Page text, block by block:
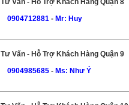
Tư Vấn - Hỗ Trợ Khách Hàng Quận 8
0904712881- Mr: Huy
Tư Vấn - Hỗ Trợ Khách Hàng Quận 9
0904985685- Ms: Như Ý